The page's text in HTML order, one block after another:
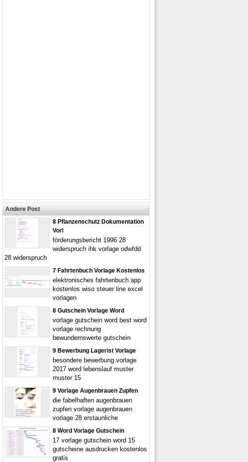
Andere Post
8 Pflanzenschutz Dokumentation
Vorl
förderungsbericht 1996 28
widerspruch ihk vorlage odwfdd
28 widerspruch
7 Fahrtenbuch Vorlage Kostenlos
elektronisches fahrtenbuch app
kostenlos wiso steuer line excel
vorlagen
8 Gutschein Vorlage Word
vorlage gutschein word best word
vorlage rechnung
bewundernswerte gutschein
9 Bewerbung Lagerist Vorlage
besondere bewerbung vorlage
2017 word lebenslauf muster
muster 15
9 Vorlage Augenbrauen Zupfen
die fabelhaften augenbrauen
zupfen vorlage augenbrauen
vorlage 28 erstaunliche
8 Word Vorlage Gutschein
17 vorlage gutschein word 15
gutscheine ausdrucken kostenlos
gratis